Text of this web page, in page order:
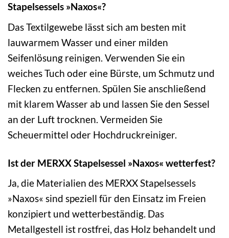
Stapelsessels »Naxos«?
Das Textilgewebe lässt sich am besten mit
lauwarmem Wasser und einer milden
Seifenlösung reinigen. Verwenden Sie ein
weiches Tuch oder eine Bürste, um Schmutz und
Flecken zu entfernen. Spülen Sie anschließend
mit klarem Wasser ab und lassen Sie den Sessel
an der Luft trocknen. Vermeiden Sie
Scheuermittel oder Hochdruckreiniger.
Ist der MERXX Stapelsessel »Naxos« wetterfest?
Ja, die Materialien des MERXX Stapelsessels
»Naxos« sind speziell für den Einsatz im Freien
konzipiert und wetterbeständig. Das
Metallgestell ist rostfrei, das Holz behandelt und